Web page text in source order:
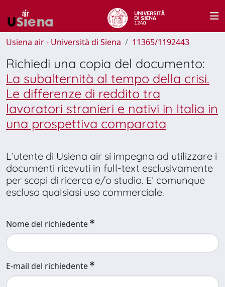
Usiena air - Università di Siena 11365/1192443
Richiedi una copia del documento:
La subalternità al tempo della crisi.
Le differenze di reddito tra
lavoratori stranieri e nativi in Italia in
una prospettiva comparata
L’utente di Usiena air si impegna ad utilizzare i
documenti ricevuti in full-text esclusivamente
per scopi di ricerca e/o studio. E’ comunque
escluso qualsiasi uso commerciale.
Nome del richiedente
E-mail del richiedente